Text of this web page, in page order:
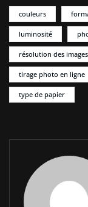
couleurs
luminosité
résolution des images
tirage photo en ligne
type de papier